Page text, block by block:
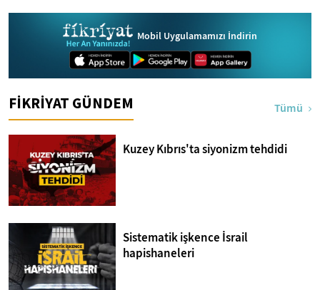
Mobil Uygulamamızı İndirin
FİKRİYAT GÜNDEM Tümü
Kuzey Kıbrıs'ta siyonizm tehdidi
Sistematik işkence İsrail
hapishaneleri